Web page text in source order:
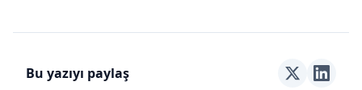
Bu yazıyı paylaş